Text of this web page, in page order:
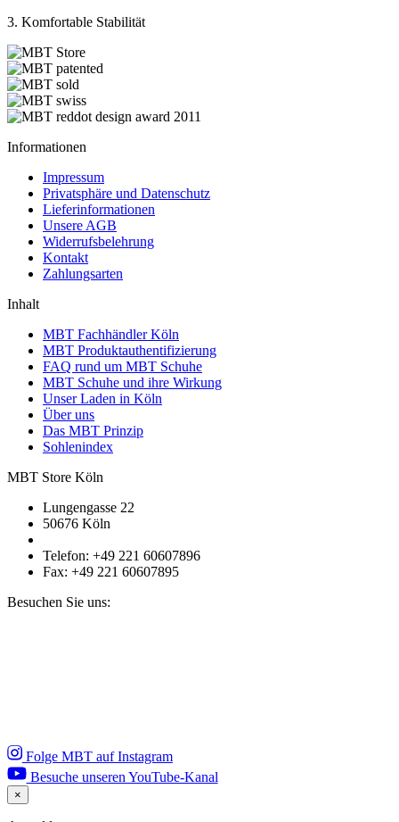
3. Komfortable Stabilität
Informationen
Impressum
Privatsphäre und Datenschutz
Lieferinformationen
Unsere AGB
Widerrufsbelehrung
Kontakt
Zahlungsarten
Inhalt
MBT Fachhändler Köln
MBT Produktauthentifizierung
FAQ rund um MBT Schuhe
MBT Schuhe und ihre Wirkung
Unser Laden in Köln
Über uns
Das MBT Prinzip
Sohlenindex
MBT Store Köln
Lungengasse 22
50676 Köln
Telefon: +49 221 60607896
Fax: +49 221 60607895
Besuchen Sie uns:
Folge MBT auf Instagram
Besuche unseren YouTube-Kanal
×
Close